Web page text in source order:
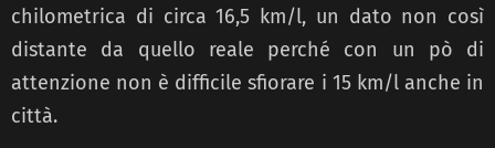
chilometrica di circa 16,5 km/l, un dato non così
distante da quello reale perché con un pò di
attenzione non è difficile sfiorare i 15 km/l anche in
città.